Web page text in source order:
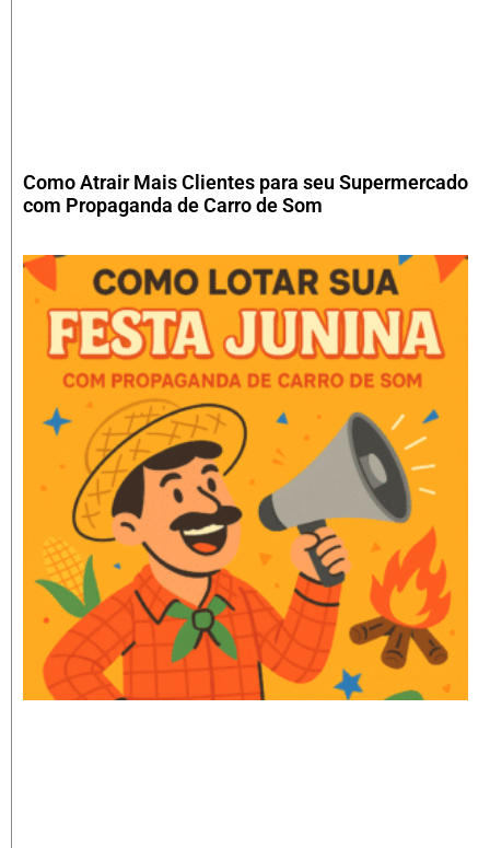
Como Atrair Mais Clientes para seu Supermercado
com Propaganda de Carro de Som